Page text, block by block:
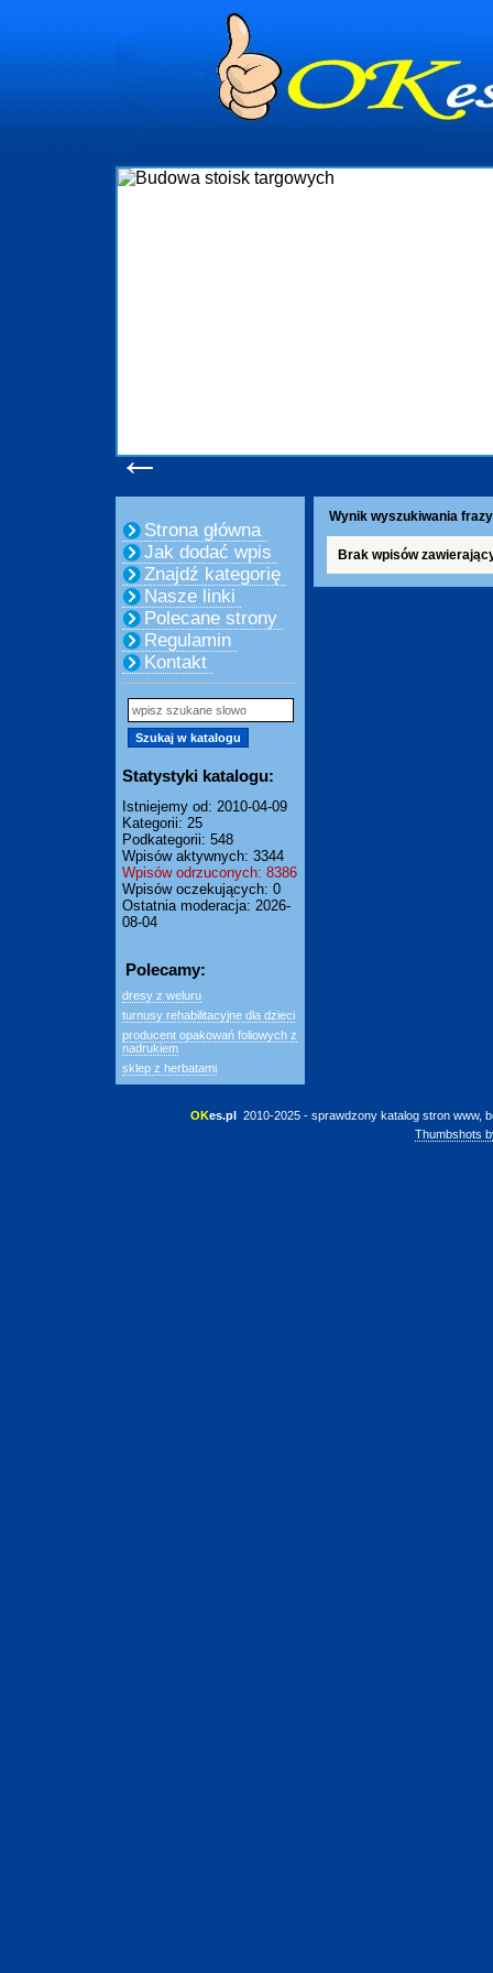
←
Strona główna
Jak dodać wpis
Znajdź kategorię
Nasze linki
Polecane strony
Regulamin
Kontakt
Statystyki katalogu:
Istniejemy od: 2010-04-09
Kategorii: 25
Podkategorii: 548
Wpisów aktywnych: 3344
Wpisów odrzuconych: 8386
Wpisów oczekujących: 0
Ostatnia moderacja: 2026-
08-04
Polecamy:
dresy z weluru
turnusy rehabilitacyjne dla dzieci
producent opakowań foliowych z
nadrukiem
sklep z herbatami
Wynik wyszukiwania
Brak wpisów
OKes.pl 2010-2025 - sprawdzony katalog stron www,
Thumbshots